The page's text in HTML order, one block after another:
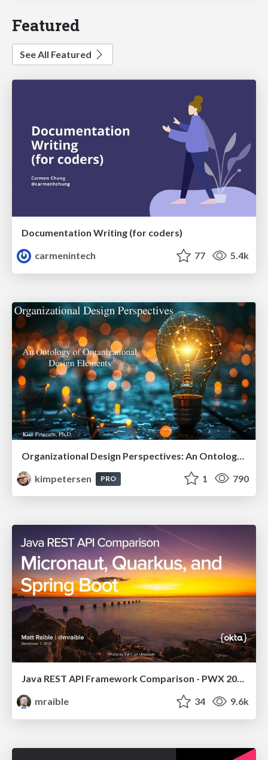
Featured
See All Featured
Documentation Writing (for coders)
carmenintech
77 5.4k
kimpetersen
PRO 1 790
Java REST API Framework Comparison - PWX 2021
mraible
34 9.6k